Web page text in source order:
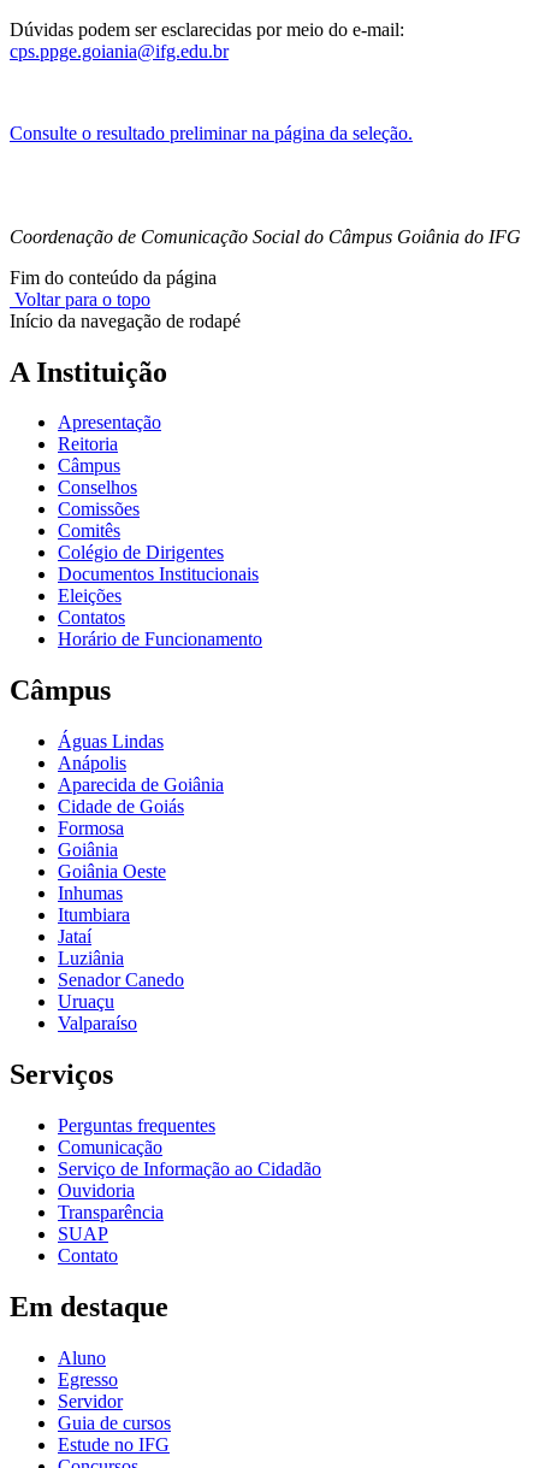
Dúvidas podem ser esclarecidas por meio do e-mail:
cps.ppge.goiania@ifg.edu.br
Consulte o resultado preliminar na página da seleção.
Coordenação de Comunicação Social do Câmpus Goiânia do IFG
Fim do conteúdo da página
Voltar para o topo
Início da navegação de rodapé
A Instituição
Apresentação
Reitoria
Câmpus
Conselhos
Comissões
Comitês
Colégio de Dirigentes
Documentos Institucionais
Eleições
Contatos
Horário de Funcionamento
Câmpus
Águas Lindas
Anápolis
Aparecida de Goiânia
Cidade de Goiás
Formosa
Goiânia
Goiânia Oeste
Inhumas
Itumbiara
Jataí
Luziânia
Senador Canedo
Uruaçu
Valparaíso
Serviços
Perguntas frequentes
Comunicação
Serviço de Informação ao Cidadão
Ouvidoria
Transparência
SUAP
Contato
Em destaque
Aluno
Egresso
Servidor
Guia de cursos
Estude no IFG